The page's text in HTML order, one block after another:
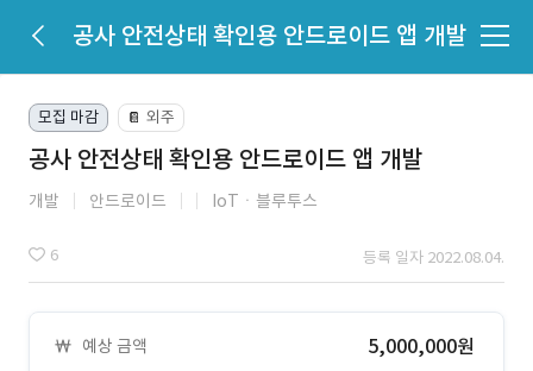
공사 안전상태 확인용 안드로이드 앱 개발
모집 마감 📔 외주
공사 안전상태 확인용 안드로이드 앱 개발
개발 안드로이드 IoTㆍ블루투스
6 등록 일자 2022.08.04.
예상 금액 5,000,000원